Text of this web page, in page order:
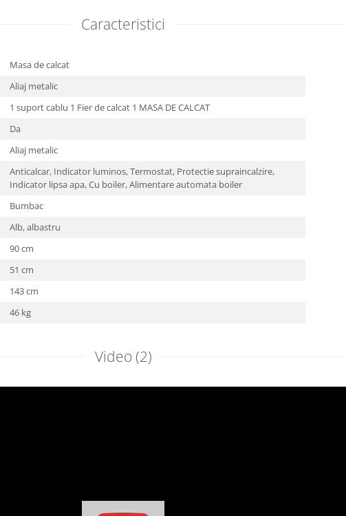
Caracteristici
Masa de calcat
Aliaj metalic
1 suport cablu 1 Fier de calcat 1 MASA DE CALCAT
Da
Aliaj metalic
Anticalcar, Indicator luminos, Termostat, Protectie supraincalzire,
Indicator lipsa apa, Cu boiler,Alimentare automata boiler
Bumbac
Alb,albastru
90 cm
51 cm
143 cm
46 kg
Video (2)